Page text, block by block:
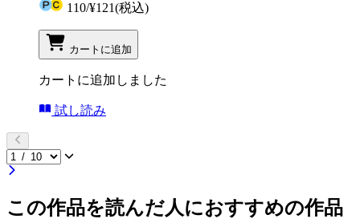
110/¥121(税込)
カートに追加
カートに追加しました
試し読み
この作品を読んだ人におすすめの作品